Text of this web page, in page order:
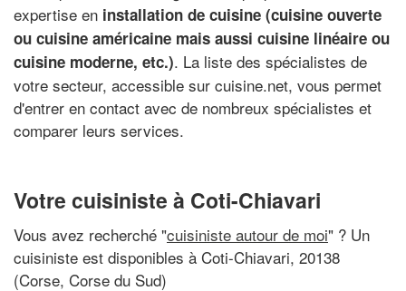
expertise en installation de cuisine (cuisine ouverte
ou cuisine américaine mais aussi cuisine linéaire ou
cuisine moderne, etc.). La liste des spécialistes de
votre secteur, accessible sur cuisine.net, vous permet
d'entrer en contact avec de nombreux spécialistes et
comparer leurs services.
Votre cuisiniste à Coti-Chiavari
Vous avez recherché "cuisiniste autour de moi" ? Un
cuisiniste est disponibles à Coti-Chiavari, 20138
(Corse, Corse du Sud)